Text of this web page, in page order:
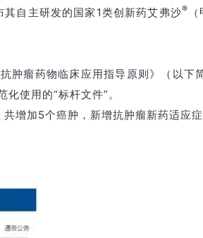
自主研发的国家1类创新药艾弗沙®
肿瘤药物临床应用指导原则》（以下
使用的“标杆文件”。
增加5个癌肿，新增抗肿瘤新药适应症